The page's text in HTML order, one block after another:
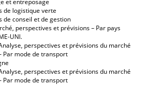
de logistique verte
de conseil et de gestion
perspectives et prévisions – Par pays
UNI.
perspectives et prévisions du marché
Par mode de transport
perspectives et prévisions du marché
Par mode de transport